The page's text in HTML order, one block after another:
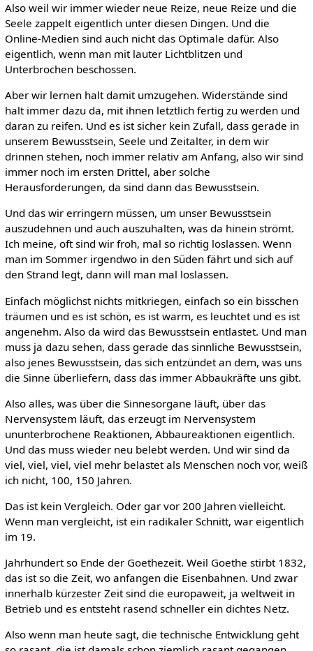
Also weil wir immer wieder neue Reize, neue Reize und die
Seele zappelt eigentlich unter diesen Dingen. Und die
Online-Medien sind auch nicht das Optimale dafür. Also
eigentlich, wenn man mit lauter Lichtblitzen und
Unterbrochen beschossen.
Aber wir lernen halt damit umzugehen. Widerstände sind
halt immer dazu da, mit ihnen letztlich fertig zu werden und
daran zu reifen. Und es ist sicher kein Zufall, dass gerade in
unserem Bewusstsein, Seele und Zeitalter, in dem wir
drinnen stehen, noch immer relativ am Anfang, also wir sind
immer noch im ersten Drittel, aber solche
Herausforderungen, da sind dann das Bewusstsein.
Und das wir erringern müssen, um unser Bewusstsein
auszudehnen und auch auszuhalten, was da hinein strömt.
Ich meine, oft sind wir froh, mal so richtig loslassen. Wenn
man im Sommer irgendwo in den Süden fährt und sich auf
den Strand legt, dann will man mal loslassen.
Einfach möglichst nichts mitkriegen, einfach so ein bisschen
träumen und es ist schön, es ist warm, es leuchtet und es ist
angenehm. Also da wird das Bewusstsein entlastet. Und man
muss ja dazu sehen, dass gerade das sinnliche Bewusstsein,
also jenes Bewusstsein, das sich entzündet an dem, was uns
die Sinne überliefern, dass das immer Abbaukräfte uns gibt.
Also alles, was über die Sinnesorgane läuft, über das
Nervensystem läuft, das erzeugt im Nervensystem
ununterbrochene Reaktionen, Abbaureaktionen eigentlich.
Und das muss wieder neu belebt werden. Und wir sind da
viel, viel, viel, viel mehr belastet als Menschen noch vor, weiß
ich nicht, 100, 150 Jahren.
Das ist kein Vergleich. Oder gar vor 200 Jahren vielleicht.
Wenn man vergleicht, ist ein radikaler Schnitt, war eigentlich
im 19.
Jahrhundert so Ende der Goethezeit. Weil Goethe stirbt 1832,
das ist so die Zeit, wo anfangen die Eisenbahnen. Und zwar
innerhalb kürzester Zeit sind die europaweit, ja weltweit in
Betrieb und es entsteht rasend schneller ein dichtes Netz.
Also wenn man heute sagt, die technische Entwicklung geht